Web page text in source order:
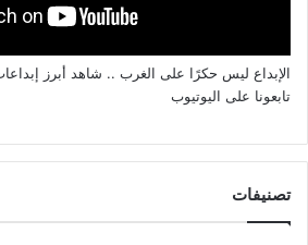
الإبداع ليس حكرًا على الغرب .. شاهد أبرز
تابعونا على اليوتيوب
تصنيفات